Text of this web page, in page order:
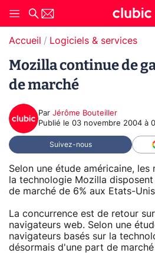
Accueil Logiciels & services
Mozilla continue de
de marché
Par Jérôme Bouteiller
Publié le 03 novembre 2004 à
Suivez-nous
Selon une étude américaine, les
la technologie Mozilla
de marché de 6% aux Etats-Unis
La concurrence est de retour
navigateurs web. Selon une
navigateurs basés sur la
désormais d'une part de